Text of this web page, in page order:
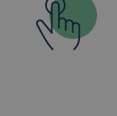
Piattaforme
Industry
News e Media